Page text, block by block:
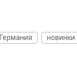
Германия новинки